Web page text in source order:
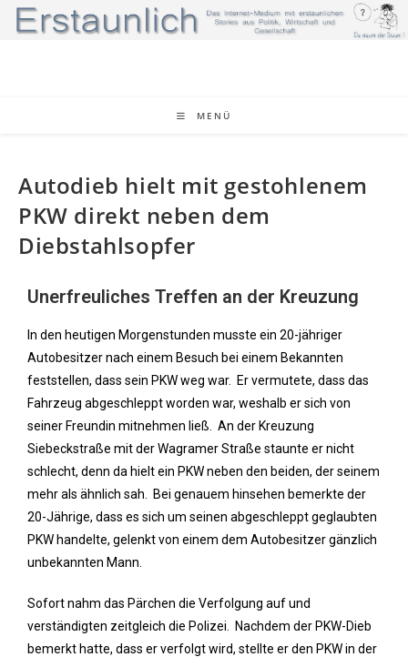
MENÜ
Autodieb hielt mit gestohlenem
PKW direkt neben dem
Diebstahlsopfer
Unerfreuliches Treffen an der Kreuzung
In den heutigen Morgenstunden musste ein 20-jähriger
Autobesitzer nach einem Besuch bei einem Bekannten
feststellen, dass sein PKW weg war. Er vermutete, dass das
Fahrzeug abgeschleppt worden war, weshalb er sich von
seiner Freundin mitnehmen ließ. An der Kreuzung
Siebeckstraße mit der Wagramer Straße staunte er nicht
schlecht, denn da hielt ein PKW neben den beiden, der seinem
mehr als ähnlich sah. Bei genauem hinsehen bemerkte der
20-Jährige, dass es sich um seinen abgeschleppt geglaubten
PKW handelte, gelenkt von einem dem Autobesitzer gänzlich
unbekannten Mann.
Sofort nahm das Pärchen die Verfolgung auf und
verständigten zeitgleich die Polizei. Nachdem der PKW-Dieb
bemerkt hatte, dass er verfolgt wird, stellte er den PKW in der